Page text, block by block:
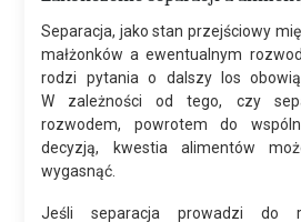
Separacja, jako stan przejściowy
małżonków a ewentualnym
rodzi pytania o dalszy los
W zależności od tego, czy
rozwodem, powrotem do
decyzją, kwestia alimentów
wygasnąć.
Jeśli separacja prowadzi do